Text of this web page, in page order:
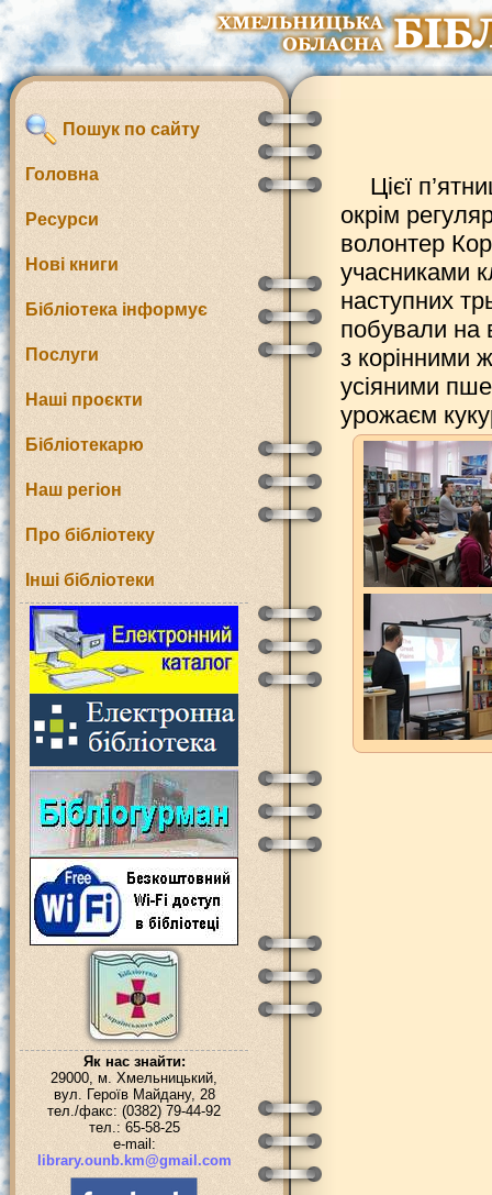
Пошук по сайту
Головна
Ресурси
Нові книги
Бібліотека інформує
Послуги
Наші проєкти
Бібліотекарю
Наш регіон
Про бібліотеку
Інші бібліотеки
Як нас знайти:
29000, м. Хмельницький,
вул. Героїв Майдану, 28
тел./факс: (0382) 79-44-92
тел.: 65-58-25
e-mail:
library.ounb.km@gmail.com
Цієї
окрім
волонтер
учасниками
наступних
побували на
з корінними
усіяними
урожаєм